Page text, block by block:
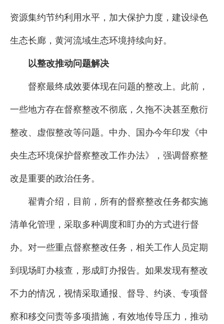
资源集约节约利用水平，加大保护力度，建设绿色
生态长廊，黄河流域生态环境持续向好。
以整改推动问题解决
督察最终成效要体现在问题的整改上。此前，
一些地方存在督察整改不彻底，久拖不决甚至敷衍
整改、虚假整改等问题。中办、国办今年印发《中
央生态环境保护督察整改工作办法》，强调督察整
改是重要的政治任务。
翟青介绍，目前，所有的督察整改任务都实施
清单化管理，采取多种调度和盯办的方式进行督
办。对一些重点督察整改任务，相关工作人员定期
到现场盯办核查，形成盯办报告。如果发现有整改
不力的情况，视情采取通报、督导、约谈、专项督
察和移交问责等多项措施，有效地传导压力，推动